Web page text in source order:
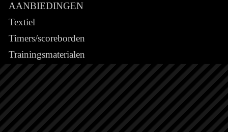
AANBIEDINGEN
Textiel
Timers/scoreborden
Trainingsmaterialen